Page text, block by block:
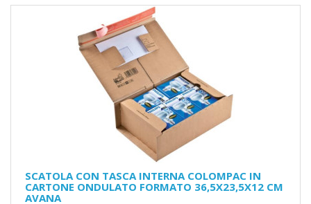
SCATOLA CON TASCA INTERNA COLOMPAC IN
CARTONE ONDULATO FORMATO 36,5X23,5X12 CM
AVANA